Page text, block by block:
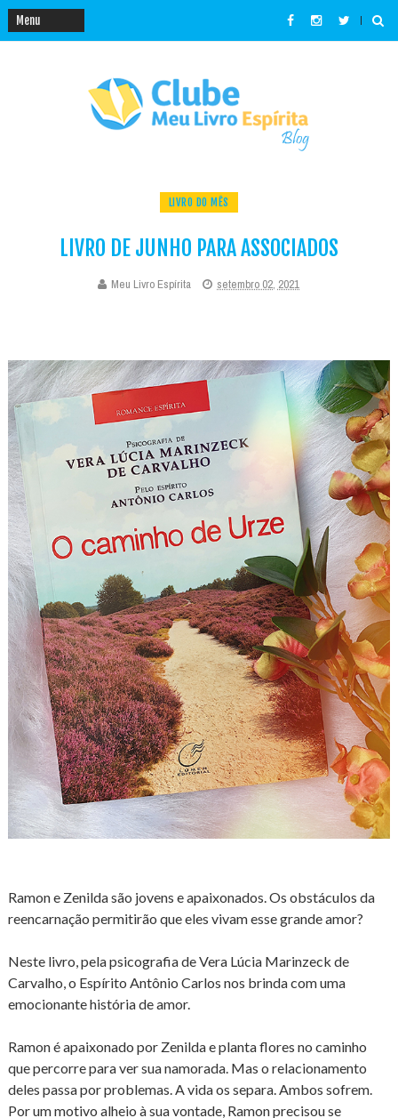
LIVRO DO MÊS
LIVRO DE JUNHO PARA ASSOCIADOS
Meu Livro Espírita setembro 02, 2021
Ramon e Zenilda são jovens e apaixonados. Os obstáculos da
reencarnação permitirão que eles vivam esse grande amor?
Neste livro, pela psicografia de Vera Lúcia Marinzeck de
Carvalho, o Espírito Antônio Carlos nos brinda com uma
emocionante história de amor.
Ramon é apaixonado por Zenilda e planta flores no caminho
que percorre para ver sua namorada. Mas o relacionamento
deles passa por problemas. A vida os separa. Ambos sofrem.
Por um motivo alheio à sua vontade, Ramon precisou se